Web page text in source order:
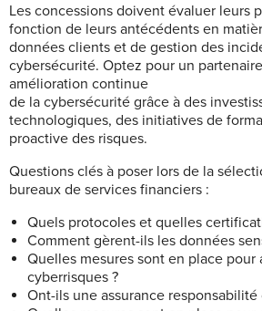
Les concessions doivent évaluer leurs
fonction de leurs antécédents en
données clients et de gestion des
cybersécurité. Optez pour un
amélioration continue
de la cybersécurité grâce à des
technologiques, des initiatives de
proactive des risques.
Questions clés à poser lors de la
bureaux de services financiers :
Quels protocoles et quelles
Comment gèrent-ils les données
Quelles mesures sont en place pour
cyberrisques ?
Ont-ils une assurance